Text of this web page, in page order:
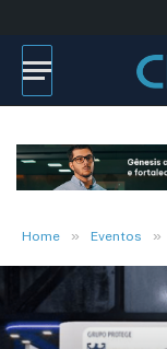
Home » Eventos »